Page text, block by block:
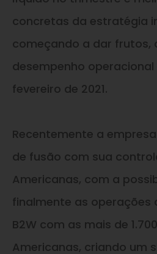
concretas da estratégia
começando a dar frutos,
desempenho operacional
fevereiro de 2021.
Recentemente a
de fusão com sua
Americanas, com a
finalmente as operações
B2W com as mais de
Americanas, criando um